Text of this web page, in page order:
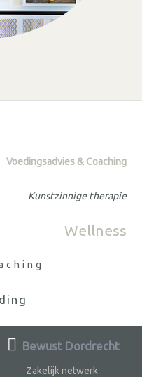
Voedingsadvies & Coaching
Kunstzinnige therapie
Wellness
Bewust Dordrecht
Zakelijk netwerk